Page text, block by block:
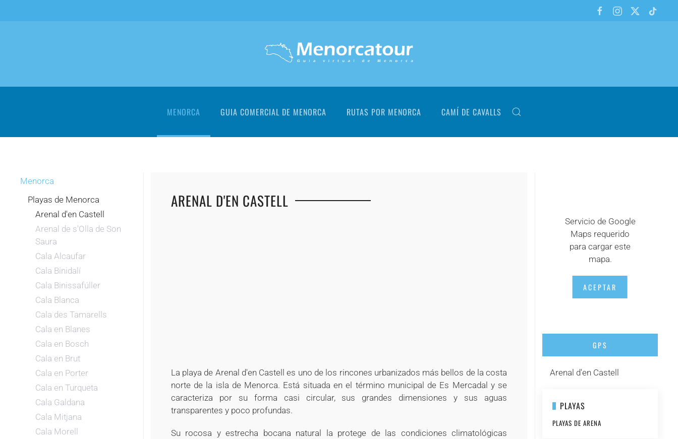
MENORCA GUIA COMERCIAL DE MENORCA RUTAS POR MENORCA CAMÍ DE CAVALLS
Menorca
Playas de Menorca
Arenal d'en Castell
Arenal de s'Olla de Son
Saura
Cala Alcaufar
Cala Binidalí
Cala Binissafúller
Cala Blanca
Cala des Tamarells
Cala en Blanes
Cala en Bosch
Cala en Brut
Cala en Porter
Cala en Turqueta
Cala Galdana
Cala Mitjana
Cala Morell
ARENAL D'EN CASTELL
La playa de Arenal d'en Castell es uno de los rincones urbanizados más bellos de la costa
norte de la isla de Menorca. Está situada en el término municipal de Es Mercadal y se
caracteriza por su forma casi circular, sus grandes dimensiones y sus aguas
transparentes y poco profundas.
Su rocosa y estrecha bocana natural la protege de las condiciones climatológicas
Servicio de Google
Maps requerido
para cargar este
mapa.
ACEPTAR
GPS
Arenal d'en Castell
PLAYAS
PLAYAS DE ARENA